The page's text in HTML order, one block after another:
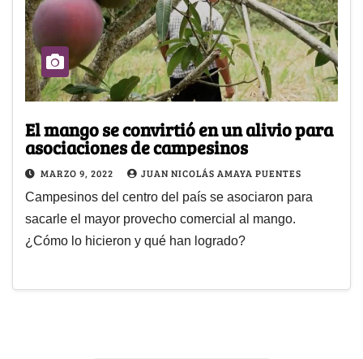
El mango se convirtió en un alivio para
asociaciones de campesinos
MARZO 9, 2022 JUAN NICOLÁS AMAYA PUENTES
Campesinos del centro del país se asociaron para
sacarle el mayor provecho comercial al mango.
¿Cómo lo hicieron y qué han logrado?